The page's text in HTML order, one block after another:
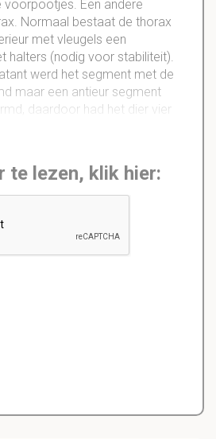
voorpootjes. Een andere
Normaal bestaat de thorax
met vleugels een
halters (nodig voor stabiliteit).
werd het segment met de
maar een antieur segment
daardoor had het dier vier
te lezen, klik hier: